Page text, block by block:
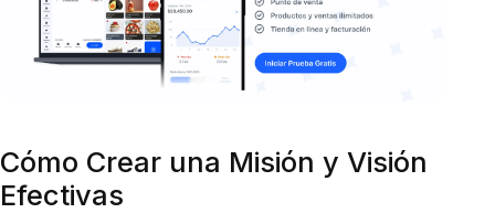
Cómo Crear una Misión y Visión
Efectivas